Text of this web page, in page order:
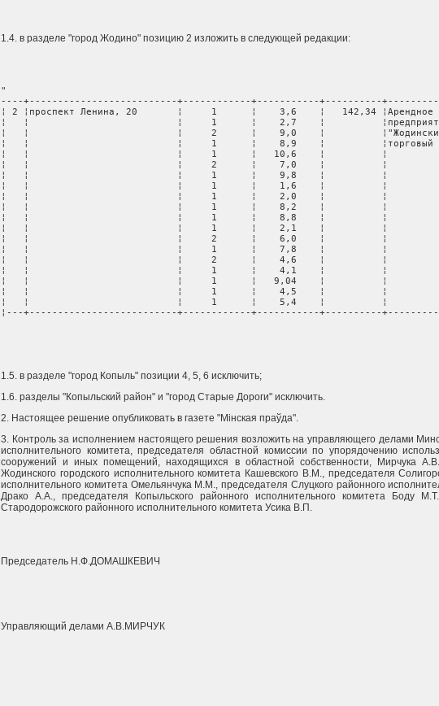
1.4. в разделе "город Жодино" позицию 2 изложить в следующей редакции:
"
----+--------------------------+------------+-----------+----------
¦ 2 ¦проспект Ленина, 20       ¦     1      ¦    3,6    ¦   142,34
¦   ¦                          ¦     1      ¦    2,7    ¦
¦   ¦                          ¦     2      ¦    9,0    ¦
¦   ¦                          ¦     1      ¦    8,9    ¦          ¦торговый
¦   ¦                          ¦     1      ¦   10,6    ¦          ¦
¦   ¦                          ¦     2      ¦    7,0    ¦          ¦
¦   ¦                          ¦     1      ¦    9,8    ¦          ¦
¦   ¦                          ¦     1      ¦    1,6    ¦          ¦
¦   ¦                          ¦     1      ¦    2,0    ¦          ¦
¦   ¦                          ¦     1      ¦    8,2    ¦          ¦
¦   ¦                          ¦     1      ¦    8,8    ¦          ¦
¦   ¦                          ¦     1      ¦    2,1    ¦          ¦
¦   ¦                          ¦     2      ¦    6,0    ¦          ¦
¦   ¦                          ¦     1      ¦    7,8    ¦          ¦
¦   ¦                          ¦     2      ¦    4,6    ¦          ¦
¦   ¦                          ¦     1      ¦    4,1    ¦          ¦
¦   ¦                          ¦     1      ¦   9,04    ¦          ¦
¦   ¦                          ¦     1      ¦    4,5    ¦          ¦
¦   ¦                          ¦     1      ¦    5,4    ¦          ¦
¦---+--------------------------+------------+-----------+----------
1.5. в разделе "город Копыль" позиции 4, 5, 6 исключить;
1.6. разделы "Копыльский район" и "город Старые Дороги" исключить.
2. Настоящее решение опубликовать в газете "Мiнская праўда".
3. Контроль за исполнением настоящего решения возложить на управляющего делами
исполнительного комитета, председателя областной комиссии по упорядочению
сооружений и иных помещений, находящихся в областной собственности, Мирчука
Жодинского городского исполнительного комитета Кашевского В.М., председателя
исполнительного комитета Омельянчука М.М., председателя Слуцкого районного
Драко А.А., председателя Копыльского районного исполнительного комитета Боду
Стародорожского районного исполнительного комитета Усика В.П.
Председатель Н.Ф.ДОМАШКЕВИЧ
Управляющий делами А.В.МИРЧУК